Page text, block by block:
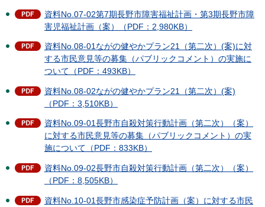
資料No.07-02第7期長野市障害福祉計画・第3期長野市障
害児福祉計画（案）（PDF：2,980KB）
資料No.08-01ながの健やかプラン21（第二次）(案)に対
する市民意見等の募集（パブリックコメント）の実施に
ついて（PDF：493KB）
資料No.08-02ながの健やかプラン21（第二次）(案)
（PDF：3,510KB）
資料No.09-01長野市自殺対策行動計画（第二次）（案）
に対する市民意見等の募集（パブリックコメント）の実
施について（PDF：833KB）
資料No.09-02長野市自殺対策行動計画（第二次）（案）
（PDF：8,505KB）
資料No.10-01長野市感染症予防計画（案）に対する市民